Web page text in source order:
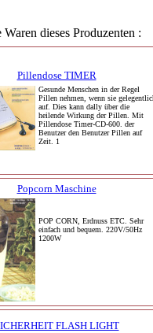
Waren dieses Produzenten :
Pillendose TIMER
Gesunde Menschen in der Regel
Pillen nehmen, wenn sie
auf. Dies kann dally über die
heilende Wirkung der Pillen. Mit
Pillendose Timer-CD-600. der
Benutzer den Benutzer Pillen auf
Zeit. 1
Popcorn Maschine
POP CORN, Erdnuss ETC. Sehr
einfach und bequem. 220V/50Hz
1200W
FLASH LIGHT